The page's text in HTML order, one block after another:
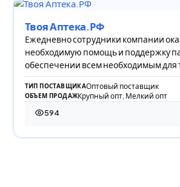
Твоя Аптека.РФ
Ежедневно сотрудники компании
необходимую помощь и поддержку
обеспечении всем необходимым для
деятельности.
ТИП ПОСТАВЩИКАОптовый поставщик
ОБЪЕМ ПРОДАЖКрупный опт, Мелкий опт
594
594 просмотра